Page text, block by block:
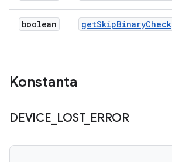
boolean getSkipBinaryCheck
Konstanta
DEVICE LOST_ ERROR